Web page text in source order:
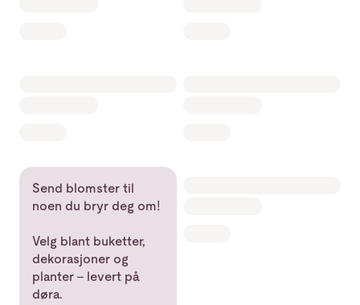
Send blomster til
noen du bryr deg om!
Velg blant buketter,
dekorasjoner og
planter – levert på
døra.